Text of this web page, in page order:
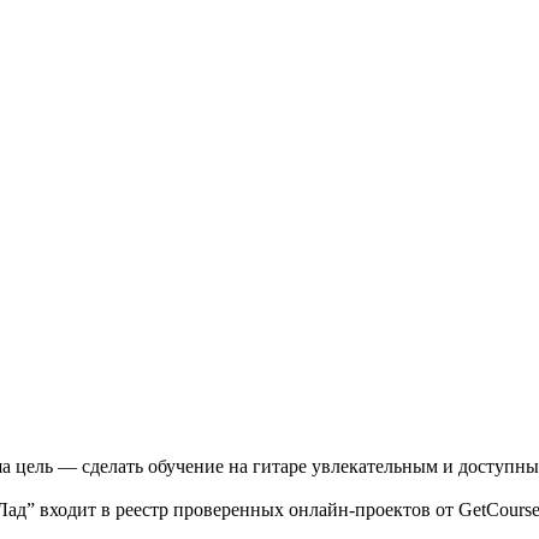
— сделать обучение на гитаре увлекательным и
входит в реестр проверенных онлайн-проектов от GetCourse